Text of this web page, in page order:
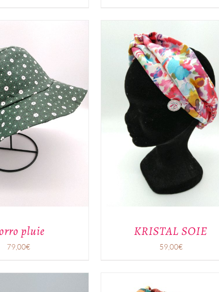
pluie
79,00€
CE
PRODUIT
A
PLUSIEURS
VARIATIONS.
OPTIONS
SUR
PAGE
DU
PRODUIT
/ APERÇU
KRISTAL SOIE
59,00€